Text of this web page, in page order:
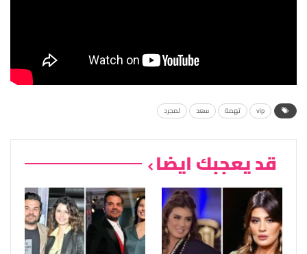
vip تهمة سعد لمجرد
قد يعجبك ايضا